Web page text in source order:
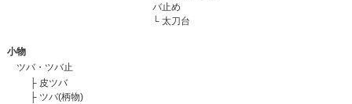
バ止め
└ 太刀台
小物
ツバ・ツバ止
├ 皮ツバ
├ ツバ(柄物)